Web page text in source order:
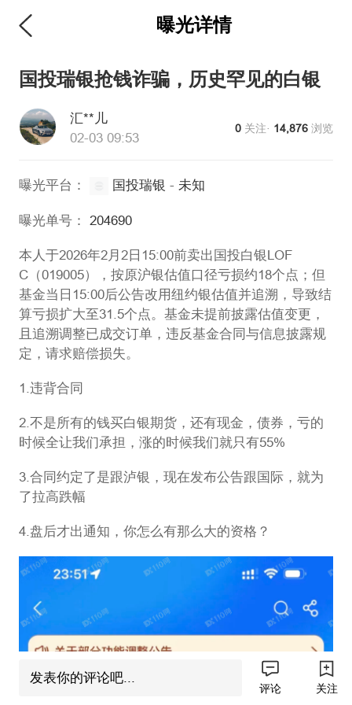
曝光详情
国投瑞银抢钱诈骗，历史罕见的白银
汇**儿
02-03 09:53
0 关注· 14,876 浏览
曝光平台： 国投瑞银 - 未知
曝光单号： 204690
本人于2026年2月2日15:00前卖出国投白银LOF
C（019005），按原沪银估值口径亏损约18个点；但
基金当日15:00后公告改用纽约银估值并追溯，导致结
算亏损扩大至31.5个点。基金未提前披露估值变更，
且追溯调整已成交订单，违反基金合同与信息披露规
定，请求赔偿损失。
1.违背合同
2.不是所有的钱买白银期货，还有现金，债券，亏的
时候全让我们承担，涨的时候我们就只有55%
3.合同约定了是跟泸银，现在发布公告跟国际，就为
了拉高跌幅
4.盘后才出通知，你怎么有那么大的资格？
发表你的评论吧...
评论 关注